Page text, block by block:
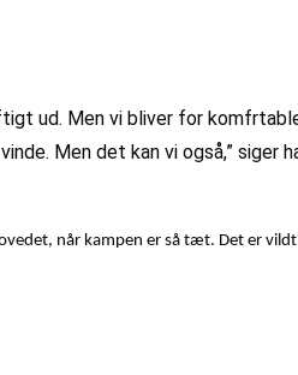
ud. Men vi bliver for
Men det kan vi også,” siger
når kampen er så tæt. Det er